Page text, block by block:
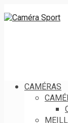
CAMÉRAS